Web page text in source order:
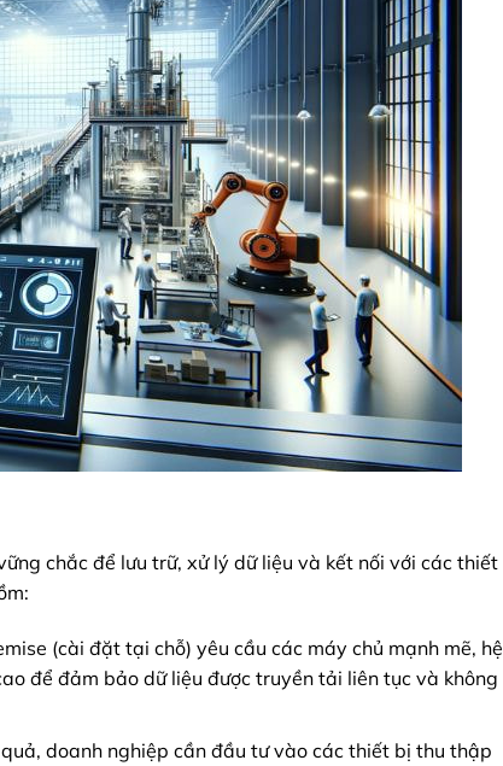
chắc để lưu trữ, xử lý dữ liệu và kết nối với các thiết
(cài đặt tại chỗ) yêu cầu các máy chủ mạnh mẽ, hệ
để đảm bảo dữ liệu được truyền tải liên tục và không
doanh nghiệp cần đầu tư vào các thiết bị thu thập